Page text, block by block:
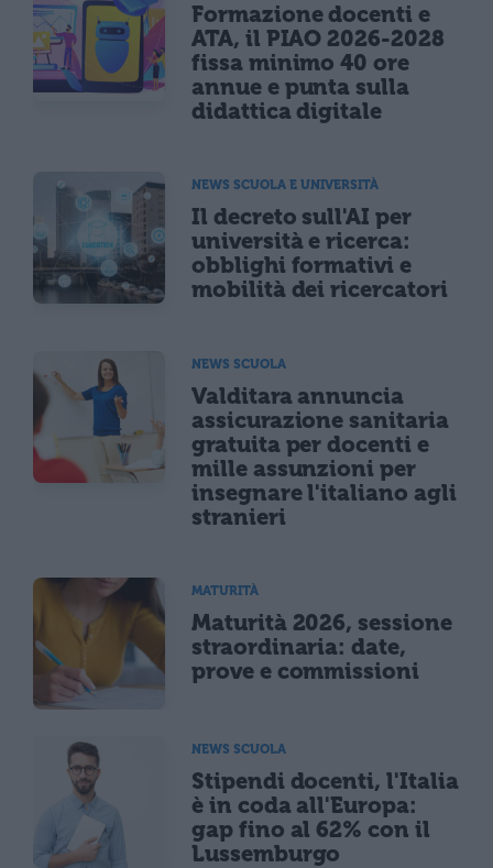
Formazione docenti e
ATA, il PIAO 2026-2028
fissa minimo 40 ore
annue e punta sulla
didattica digitale
NEWS SCUOLA E UNIVERSITÀ
Il decreto sull'AI per
università e ricerca:
obblighi formativi e
mobilità dei ricercatori
NEWS SCUOLA
Valditara annuncia
assicurazione sanitaria
gratuita per docenti e
mille assunzioni per
insegnare l'italiano agli
stranieri
MATURITÀ
Maturità 2026, sessione
straordinaria: date,
prove e commissioni
NEWS SCUOLA
Stipendi docenti, l'Italia
è in coda all'Europa:
gap fino al 62% con il
Lussemburgo